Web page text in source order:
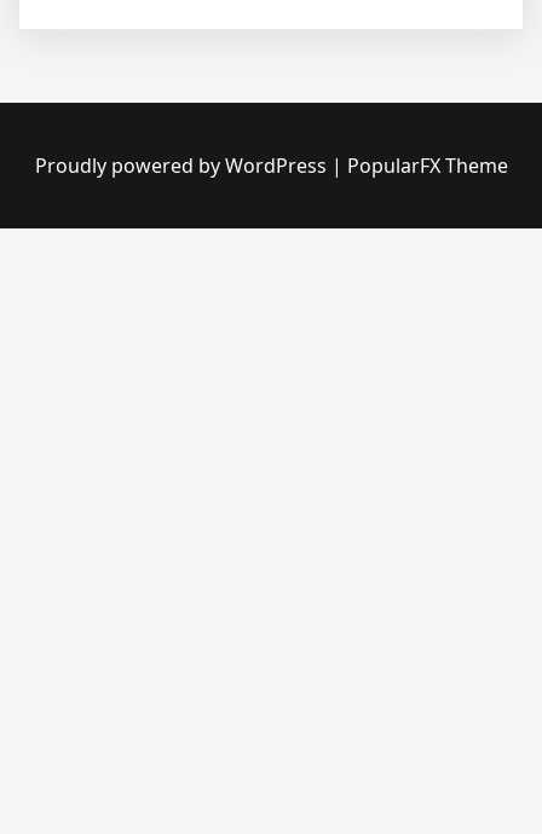
Proudly powered by WordPress | PopularFX Theme